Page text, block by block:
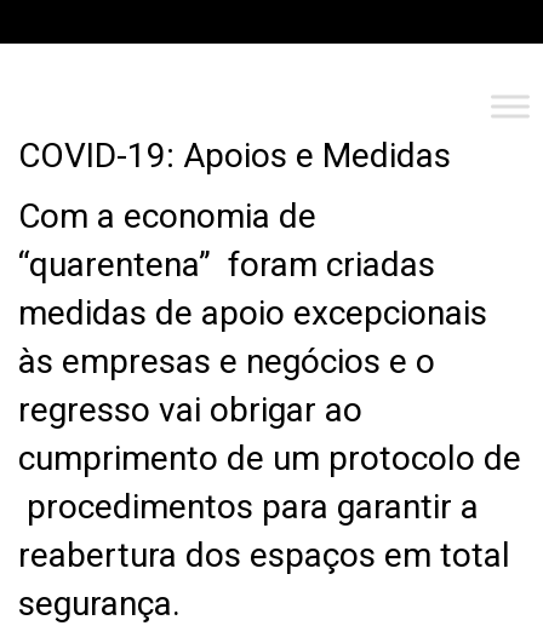
COVID-19: Apoios e Medidas
Com a economia de
“quarentena” foram criadas
medidas de apoio excepcionais
às empresas e negócios e o
regresso vai obrigar ao
cumprimento de um protocolo de
procedimentos para garantir a
reabertura dos espaços em total
segurança.